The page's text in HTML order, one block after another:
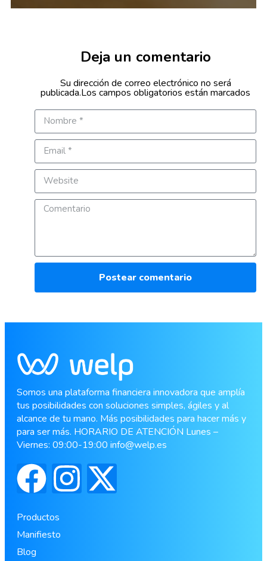
Deja un comentario
Su dirección de correo electrónico no será
publicada.Los campos obligatorios están marcados
Postear comentario
Somos una plataforma financiera innovadora que amplía
tus posibilidades con soluciones simples, ágiles y al
alcance de tu mano. Más posibilidades para hacer más y
para ser más. HORARIO DE ATENCIÓN Lunes –
Viernes: 09:00-19:00 info@welp.es
Productos
Manifiesto
Blog